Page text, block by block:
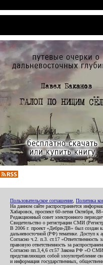
Пользовательское соглашение Политика
На данном сайте распространяется
Хабаровск, проспект 60-летия Октября,
Редакционный совет электронного
Свидетельство о регистрации СМИ
В 2006 г. проект «Дебри-ДВ» был создан
дальневосточной (РФ) тематике. Доступ к
Согласно ч.2. п.3. ст.17
правовую ответственность за
Согласно пп.3,4,6 ст.57 Закона РФ «О
представляющих собой злоупотребление
и информация государственных,